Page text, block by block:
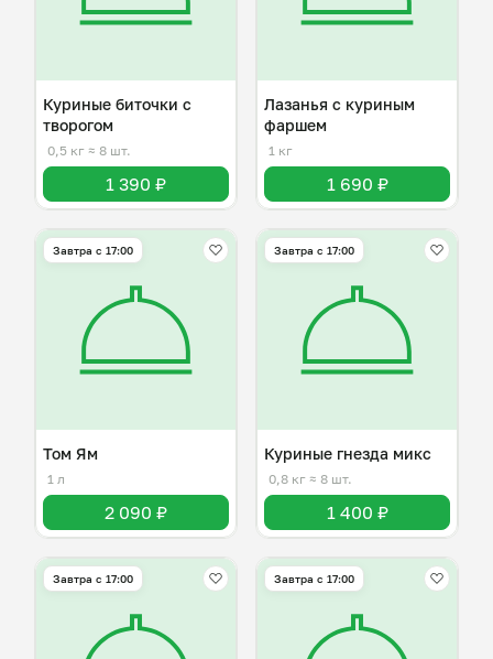
Куриные биточки с
творогом
0,5 кг ≈ 8 шт.
1 390 ₽
Лазанья с куриным
фаршем
1 кг
1 690 ₽
Завтра c 17:00
Том Ям
1 л
2 090 ₽
Завтра c 17:00
Куриные гнезда микс
0,8 кг ≈ 8 шт.
1 400 ₽
Завтра c 17:00 Завтра c 17:00